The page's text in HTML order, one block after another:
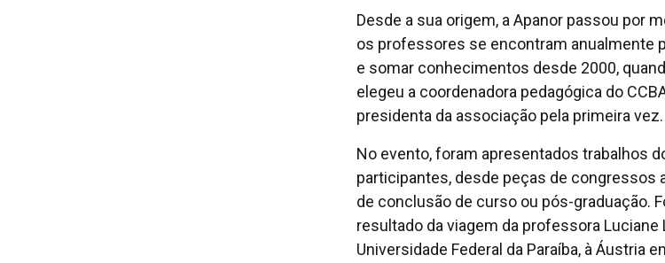
Desde a sua origem, a Apanor passou por
os professores se encontram anualmente
e somar conhecimentos desde 2000,
elegeu a coordenadora pedagógica do
presidenta da associação pela primeira vez.
No evento, foram apresentados trabalhos
participantes, desde peças de congressos
de conclusão de curso ou pós-graduação.
resultado da viagem da professora Luciane
Universidade Federal da Paraíba, à Áustria